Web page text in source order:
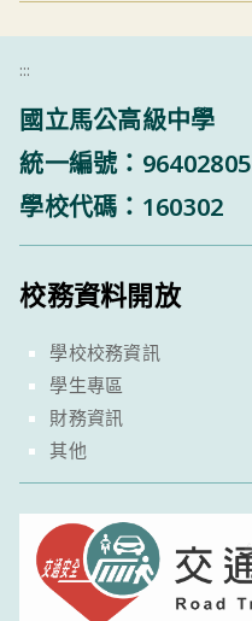
:::
國立馬公高級中學
統一編號：96402805
學校代碼：160302
校務資料開放
學校校務資訊
學生專區
財務資訊
其他